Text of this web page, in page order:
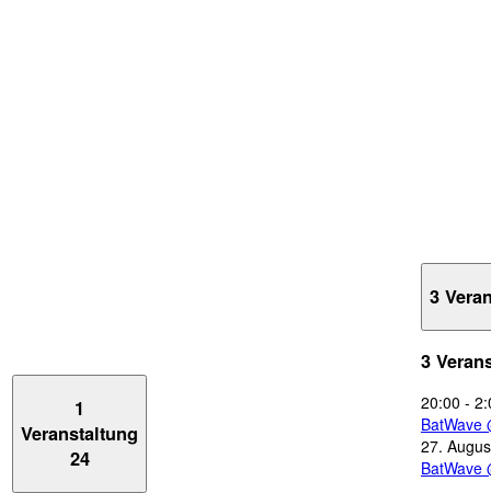
1
Veranstaltung
24
3
3
20:00 -
BatWave
27.
BatWave